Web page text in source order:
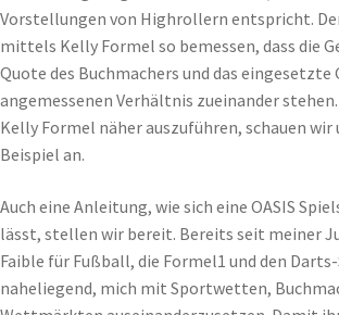
Vorstellungen von Highrollern entspricht.
mittels Kelly Formel so bemessen, dass die
Quote des Buchmachers und das eingesetzte
angemessenen Verhältnis zueinander
Kelly Formel näher auszuführen, schauen wir
Beispiel an.
Auch eine Anleitung, wie sich eine OASIS
lässt, stellen wir bereit. Bereits seit meiner
Faible für Fußball, die Formel1 und den
naheliegend, mich mit Sportwetten,